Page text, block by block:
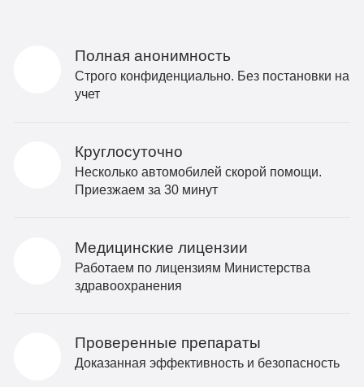
Полная анонимность
Строго конфиденциально. Без постановки на
учет
Круглосуточно
Несколько автомобилей скорой помощи.
Приезжаем за 30 минут
Медицинские лицензии
Работаем по лицензиям Министерства
здравоохранения
Проверенные препараты
Доказанная эффективность и безопасность